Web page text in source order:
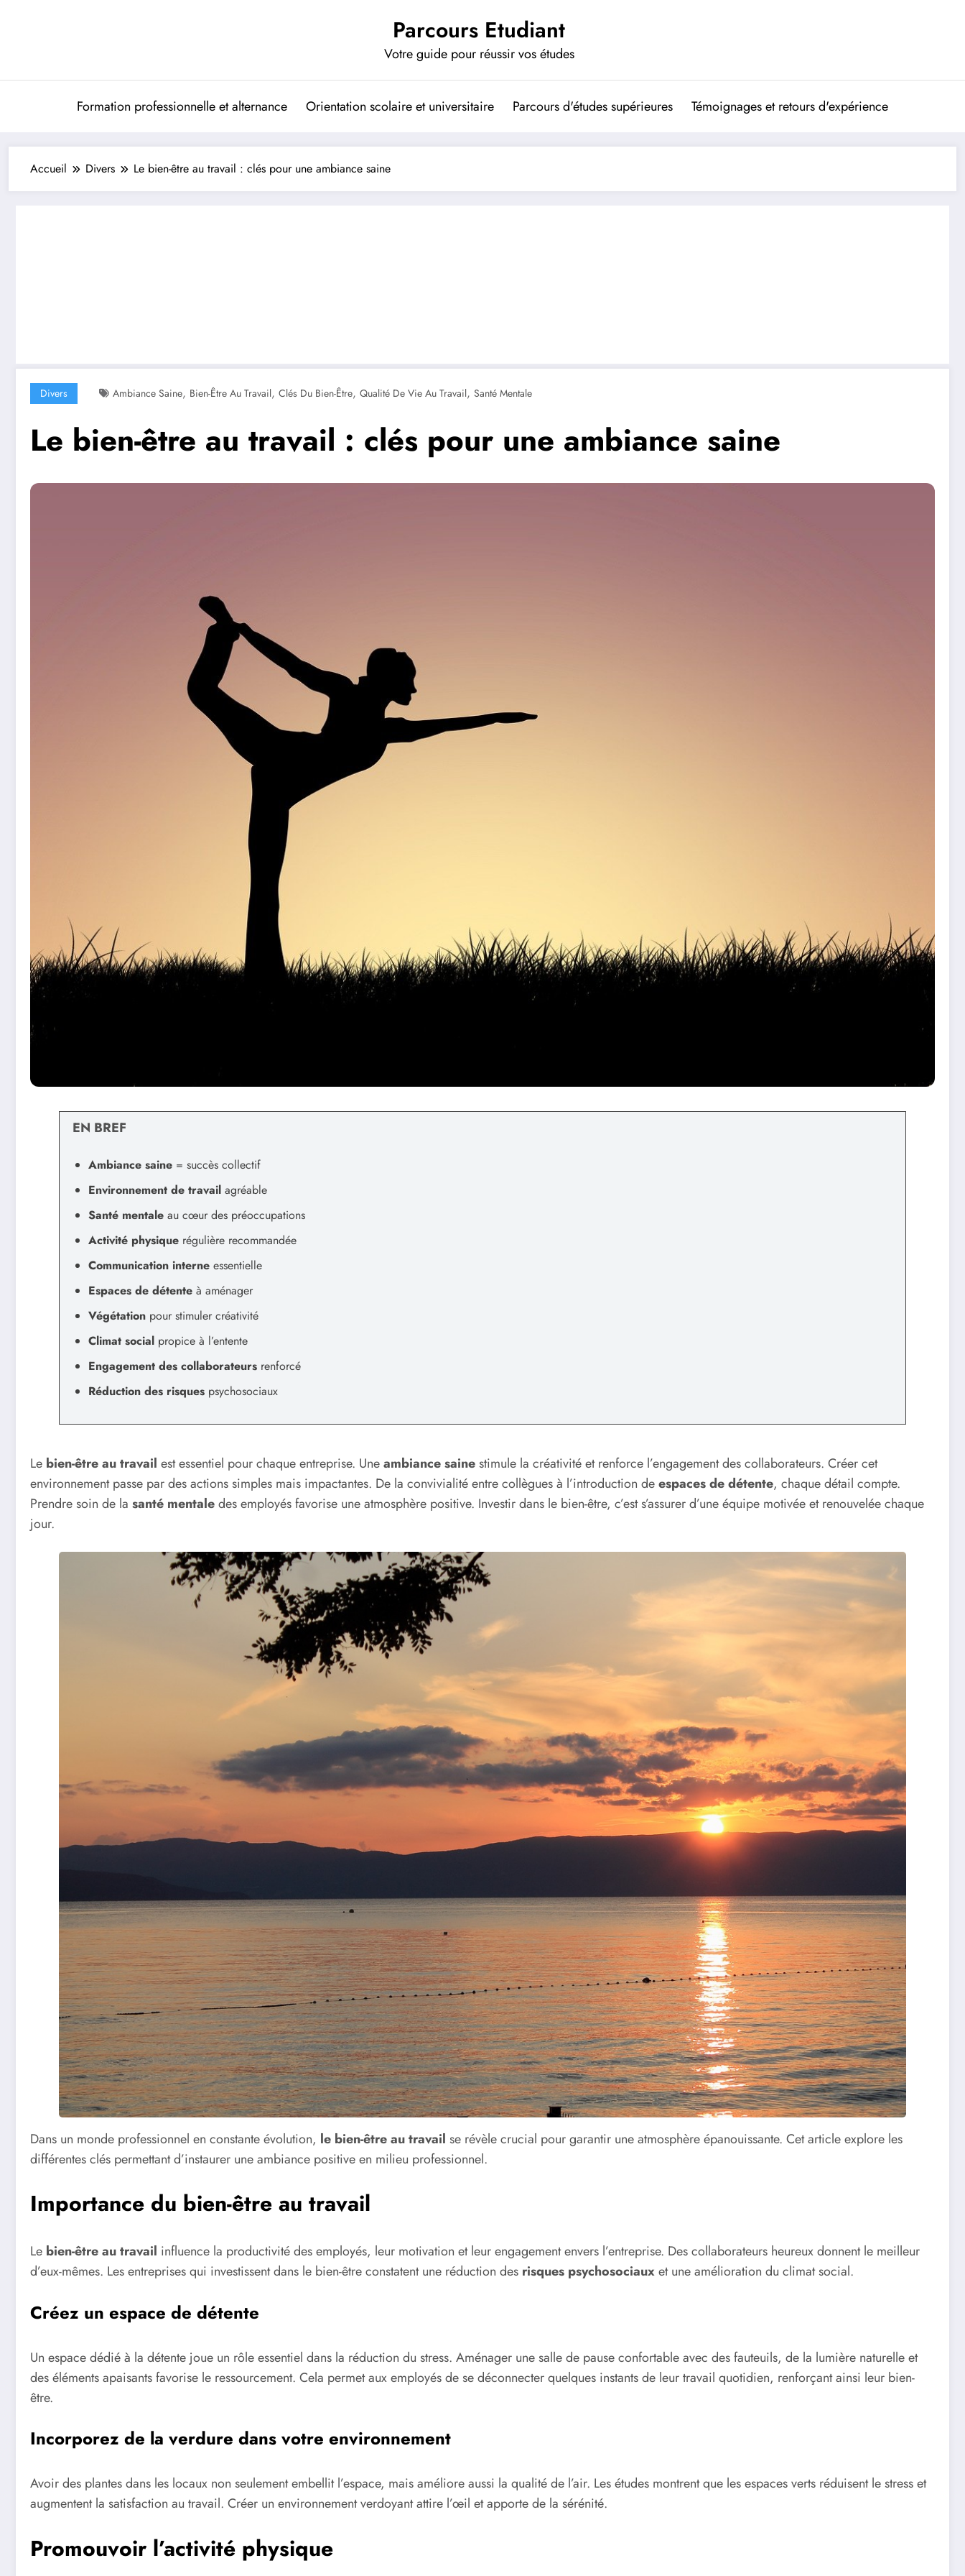
Parcours Etudiant
Votre guide pour réussir vos études
Formation professionnelle et alternance Orientation scolaire et universitaire Parcours d'études supérieures Témoignages et retours d'expérience
Accueil Divers Le bien-être au travail : clés pour une ambiance saine
Divers Ambiance Saine, Bien-Être Au Travail, Clés Du Bien-Être, Qualité De Vie Au Travail, Santé Mentale
Le bien-être au travail : clés pour une ambiance saine
EN BREF
Ambiance saine = succès collectif
Environnement de travail agréable
Santé mentale au cœur des préoccupations
Activité physique régulière recommandée
Communication interne essentielle
Espaces de détente à aménager
Végétation pour stimuler créativité
Climat social propice à l’entente
Engagement des collaborateurs renforcé
Réduction des risques psychosociaux
Le bien-être au travail est essentiel pour chaque entreprise. Uneambiance sainestimule la créativité et renforce l’engagement des collaborateurs. Créer cet
environnement passe par des actions simples mais impactantes. De la convivialité entre collègues à l’introduction deespaces de détente, chaque détail compte.
Prendre soin de la santé mentaledes employés favorise une atmosphère positive. Investir dans le bien-être, c’est s’assurer d’une équipe motivée et renouvelée chaque
jour.
Dans un monde professionnel en constante évolution, le bien-être au travail se révèle crucial pour garantir une atmosphère épanouissante. Cet article explore les
différentes clés permettant d’instaurer une ambiance positive en milieu professionnel.
Importance du bien-être au travail
Le bien-être au travail influence la productivité des employés, leur motivation et leur engagement envers l’entreprise. Des collaborateurs heureux donnent le meilleur
d’eux-mêmes. Les entreprises qui investissent dans le bien-être constatent une réduction des risques psychosociauxet une amélioration du climat social.
Créez un espace de détente
Un espace dédié à la détente joue un rôle essentiel dans la réduction du stress. Aménager une salle de pause confortable avec des fauteuils, de la lumière naturelle et
des éléments apaisants favorise le ressourcement. Cela permet aux employés de se déconnecter quelques instants de leur travail quotidien, renforçant ainsi leur bien-
être.
Incorporez de la verdure dans votre environnement
Avoir des plantes dans les locaux non seulement embellit l’espace, mais améliore aussi la qualité de l’air. Les études montrent que les espaces verts réduisent le stress et
augmentent la satisfaction au travail. Créer un environnement verdoyant attire l’œil et apporte de la sérénité.
Promouvoir l’activité physique